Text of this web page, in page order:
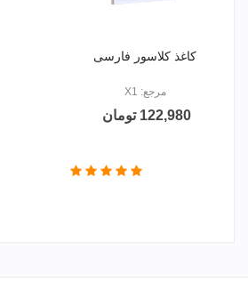
کاغذ کلاسور فارسی
مرجع: X1
122,980 تومان